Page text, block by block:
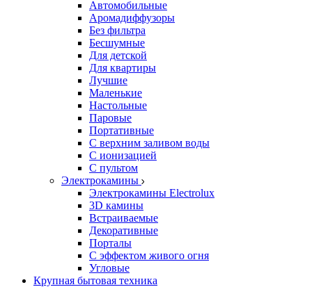
Автомобильные
Аромадиффузоры
Без фильтра
Бесшумные
Для детской
Для квартиры
Лучшие
Маленькие
Настольные
Паровые
Портативные
С верхним заливом воды
С ионизацией
С пультом
Электрокамины
Электрокамины Electrolux
3D камины
Встраиваемые
Декоративные
Порталы
С эффектом живого огня
Угловые
Крупная бытовая техника